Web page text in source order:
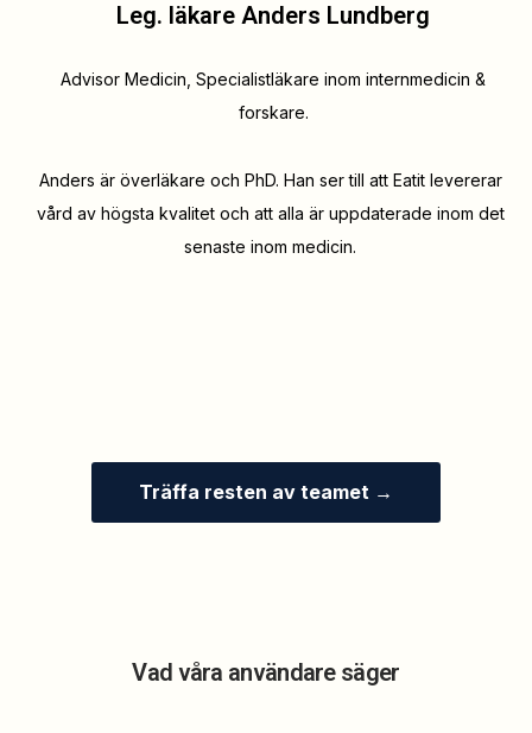
Leg. läkare Anders Lundberg
Advisor Medicin, Specialistläkare inom internmedicin &
forskare.
Anders är överläkare och PhD. Han ser till att Eatit levererar
vård av högsta kvalitet och att alla är uppdaterade inom det
senaste inom medicin.
Träffa resten av teamet →
Vad våra användare säger